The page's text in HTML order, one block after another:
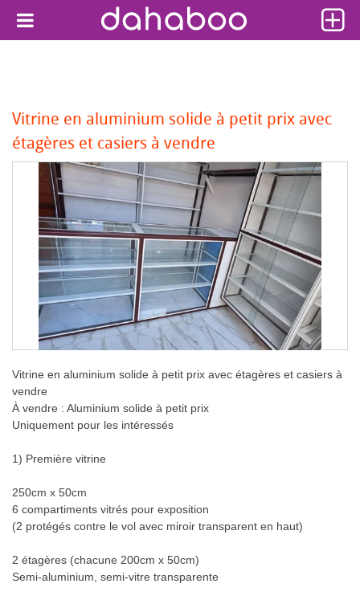
Vitrine en aluminium solide à petit prix avec
étagères et casiers à vendre
Vitrine en aluminium solide à petit prix avec étagères et casiers à
vendre
À vendre : Aluminium solide à petit prix
Uniquement pour les intéressés
1) Première vitrine
250cm x 50cm
6 compartiments vitrés pour exposition
(2 protégés contre le vol avec miroir transparent en haut)
2 étagères (chacune 200cm x 50cm)
Semi-aluminium, semi-vitre transparente